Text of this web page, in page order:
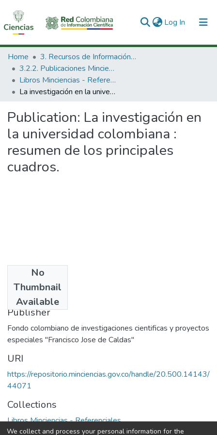
Log In (current)
Communities & Collections
All of DSpace
Statistics
Home
3. Recursos de Información Científica y Tecnológica
3.2.2. Publicaciones Minciencias
Libros Minciencias - Referenciales
La investigación en la universidad colombiana : resumen de los principales cuadros.
Publication: La investigación en
la universidad colombiana :
resumen de los principales
cuadros.
No
Thumbnail
Available
1978
Publisher
Fondo colombiano de investigaciones cientificas y proyectos
especiales "Francisco Jose de Caldas"
URI
https://repositorio.minciencias.gov.co/handle/20.500.14143/
44071
Collections
Libros Minciencias - Referenciales
We collect and process your personal information for the